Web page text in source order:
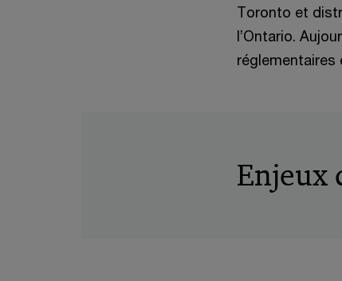
Toronto et
l’Ontario.
réglementaires
Enjeux